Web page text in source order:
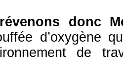
donc
d’oxygène
de